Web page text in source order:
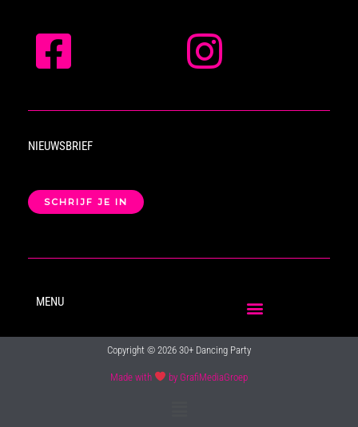
NIEUWSBRIEF
SCHRIJF JE IN
MENU
Copyright © 2026 30+ Dancing Party
Made with by GrafiMediaGroep